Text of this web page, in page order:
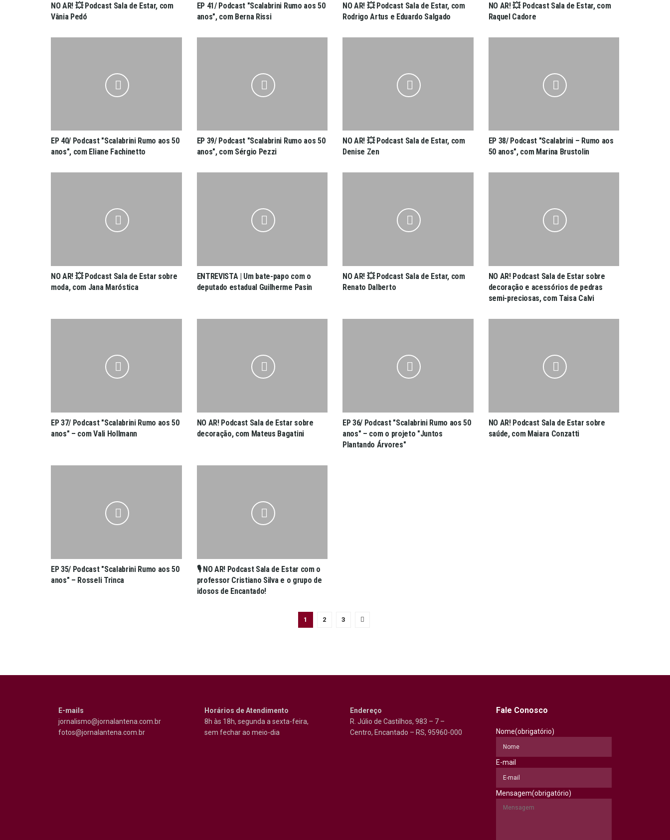
NO AR! 💥 Podcast Sala de Estar, com
Vânia Pedó
EP 41/ Podcast "Scalabrini Rumo aos 50
anos", com Berna Rissi
NO AR! 💥 Podcast Sala de Estar, com
Rodrigo Artus e Eduardo Salgado
NO AR! 💥 Podcast Sala de Estar, com
Raquel Cadore
EP 40/ Podcast "Scalabrini Rumo aos 50
anos", com Eliane Fachinetto
EP 39/ Podcast "Scalabrini Rumo aos 50
anos", com Sérgio Pezzi
NO AR! 💥 Podcast Sala de Estar, com
Denise Zen
EP 38/ Podcast "Scalabrini – Rumo aos
50 anos", com Marina Brustolin
NO AR! 💥 Podcast Sala de Estar sobre
moda, com Jana Maróstica
ENTREVISTA | Um bate-papo com o
deputado estadual Guilherme Pasin
NO AR! 💥 Podcast Sala de Estar, com
Renato Dalberto
NO AR! Podcast Sala de Estar sobre
decoração e acessórios de pedras
semi-preciosas, com Taisa Calvi
EP 37/ Podcast "Scalabrini Rumo aos 50
anos" – com Vali Hollmann
NO AR! Podcast Sala de Estar sobre
decoração, com Mateus Bagatini
EP 36/ Podcast "Scalabrini Rumo aos 50
anos" – com o projeto "Juntos
Plantando Árvores"
NO AR! Podcast Sala de Estar sobre
saúde, com Maiara Conzatti
EP 35/ Podcast "Scalabrini Rumo aos 50
anos" – Rosseli Trinca
🎙️ NO AR! Podcast Sala de Estar com o
professor Cristiano Silva e o grupo de
idosos de Encantado!
1 2 3
E-mails
jornalismo@jornalantena.com.br
fotos@jornalantena.com.br
Horários de Atendimento
8h às 18h, segunda a sexta-feira,
sem fechar ao meio-dia
Endereço
R. Júlio de Castilhos, 983 – 7 –
Centro, Encantado – RS, 95960-000
Fale Conosco
Nome(obrigatório)
E-mail
Mensagem(obrigatório)